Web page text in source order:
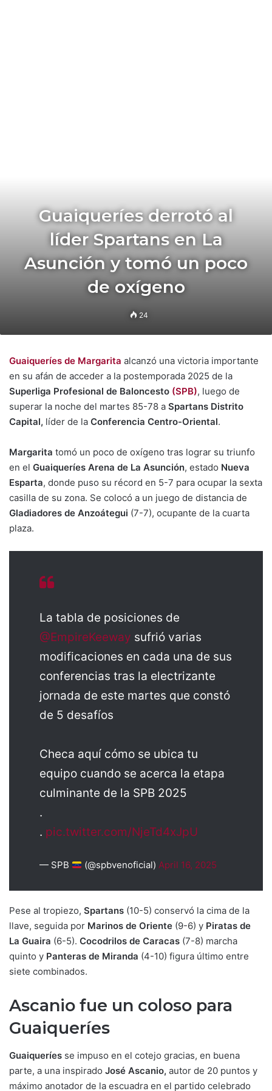
Guaiqueríes derrotó al
líder Spartans en La
Asunción y tomó un poco
de oxígeno
24
Guaiqueríes de Margarita alcanzó una victoria importante
en su afán de acceder a la postemporada 2025 de la
Superliga Profesional de Baloncesto (SPB), luego de
superar la noche del martes 85-78 a Spartans Distrito
Capital, líder de la Conferencia Centro-Oriental.
Margarita tomó un poco de oxígeno tras lograr su triunfo
en el Guaiqueríes Arena de La Asunción, estado Nueva
Esparta, donde puso su récord en 5-7 para ocupar la sexta
casilla de su zona. Se colocó a un juego de distancia de
Gladiadores de Anzoátegui (7-7), ocupante de la cuarta
plaza.
La tabla de posiciones de
@EmpireKeeway sufrió varias
modificaciones en cada una de sus
conferencias tras la electrizante
jornada de este martes que constó
de 5 desafíos
Checa aquí cómo se ubica tu
equipo cuando se acerca la etapa
culminante de la SPB 2025
.
. pic.twitter.com/NjeTd4xJpU
— SPB (@spbvenoficial)April 16, 2025
Pese al tropiezo, Spartans (10-5) conservó la cima de la
llave, seguida por Marinos de Oriente (9-6) y Piratas de
La Guaira (6-5). Cocodrilos de Caracas (7-8) marcha
quinto y Panteras de Miranda (4-10) figura último entre
siete combinados.
Ascanio fue un coloso para
Guaiqueríes
Guaiqueríes se impuso en el cotejo gracias, en buena
parte, a una inspirado José Ascanio, autor de 20 puntos y
máximo anotador de la escuadra en el partido celebrado